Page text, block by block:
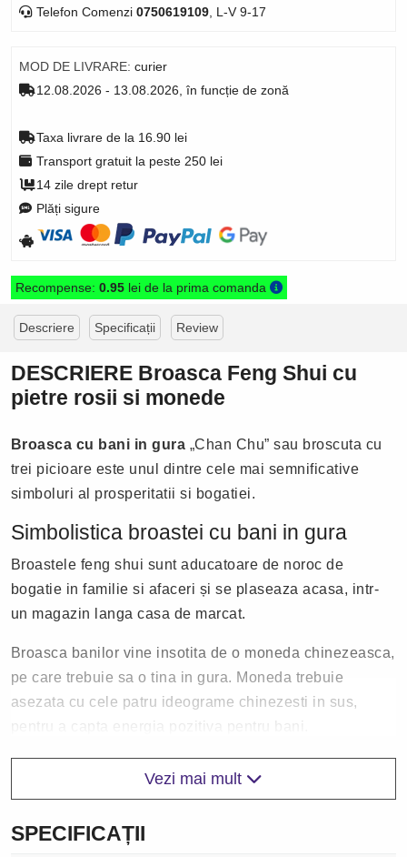
Telefon Comenzi 0750619109, L-V 9-17
MOD DE LIVRARE: curier
12.08.2026 - 13.08.2026, în funcție de zonă
Taxa livrare de la 16.90 lei
Transport gratuit la peste 250 lei
14 zile drept retur
Plăți sigure
Recompense: 0.95lei de la prima comanda
Descriere Specificații Review
DESCRIERE Broasca Feng Shui cu
pietre rosii si monede
Broasca cu bani in gura „Chan Chu” sau broscuta cu
trei picioare este unul dintre cele mai semnificative
simboluri al prosperitatii si bogatiei.
Simbolistica broastei cu bani in gura
Broastele feng shui sunt aducatoare de noroc de
bogatie in familie si afaceri și se plaseaza acasa, intr-
un magazin langa casa de marcat.
Broasca banilor vine insotita de o moneda chinezeasca,
pe care trebuie sa o tina in gura. Moneda trebuie
asezata cu cele patru ideograme chinezesti in sus,
pentru a capta energia pozitiva pentru bani.
Amplasare Broască cu bani, consultanță feng shui
Plasati acest remediu pentru prosperitate si bogatie in
Vezi mai mult
SPECIFICAȚII